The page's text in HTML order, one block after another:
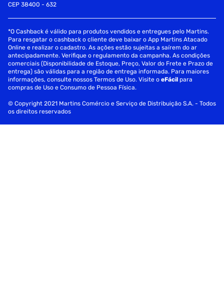
CEP 38400 - 632
*O Cashback é válido para produtos vendidos e entregues pelo Martins.
Para resgatar o cashback o cliente deve baixar o App Martins Atacado
Online e realizar o cadastro. As ações estão sujeitas a saírem do ar
antecipadamente. Verifique o regulamento da campanha. As condições
comerciais (Disponibilidade de Estoque, Preço, Valor do Frete e Prazo de
entrega) são válidas para a região de entrega informada. Para maiores
informações, consulte nossos Termos de Uso. Visite oeFácil para
compras de Uso e Consumo de Pessoa Física.
© Copyright 2021 Martins Comércio e Serviço de Distribuição S.A. - Todos
os direitos reservados